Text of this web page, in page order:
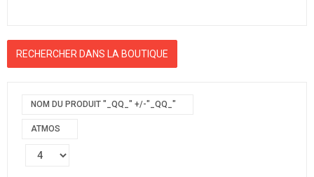
NOM DU PRODUIT "_QQ_" +/-"_QQ_"
ATMOS